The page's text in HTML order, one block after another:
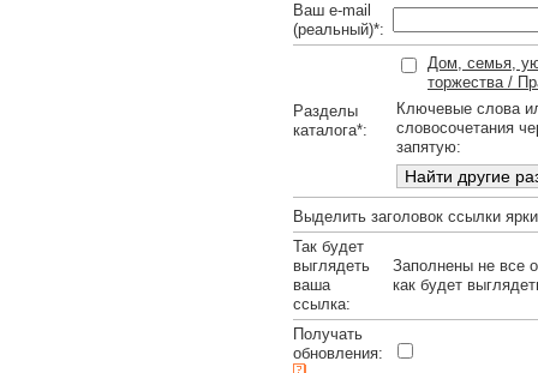
Ваш e-mail
(реальный)*:
Разделы
каталога*:
Дом, семья,
торжества /
Ключевые слова
словосочетания
запятую:
Выделить заголовок ссылки
Так будет
выглядеть
ваша
ссылка:
Заполнены не все
как будет
Получать
обновления: